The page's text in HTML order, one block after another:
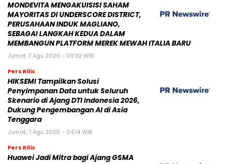
MONDEVITA MENGAKUISISI SAHAM
MAYORITAS DI UNDERSCORE DISTRICT,
PERUSAHAAN INDUK MAGLIANO,
SEBAGAI LANGKAH KEDUA DALAM
MEMBANGUN PLATFORM MEREK MEWAH ITALIA BARU
Jumat, 7 Agu 2026 - 09:32 WIB
Pers Rilis
HIKSEMI Tampilkan Solusi
Penyimpanan Data untuk Seluruh
Skenario di Ajang DTI Indonesia 2026,
Dukung Pengembangan AI di Asia
Tenggara
Jumat, 7 Agu 2026 - 04:14 WIB
Pers Rilis
Huawei Jadi Mitra bagi Ajang GSMA